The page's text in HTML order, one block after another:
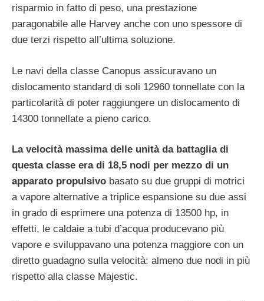
risparmio in fatto di peso, una prestazione
paragonabile alle Harvey anche con uno spessore di
due terzi rispetto all’ultima soluzione.
Le navi della classe Canopus assicuravano un
dislocamento standard di soli 12960 tonnellate con la
particolarità di poter raggiungere un dislocamento di
14300 tonnellate a pieno carico.
La velocità massima delle unità da battaglia di
questa classe era di 18,5 nodi per mezzo di un
apparato propulsivo basato su due gruppi di motrici
a vapore alternative a triplice espansione su due assi
in grado di esprimere una potenza di 13500 hp, in
effetti, le caldaie a tubi d’acqua producevano più
vapore e sviluppavano una potenza maggiore con un
diretto guadagno sulla velocità: almeno due nodi in più
rispetto alla classe Majestic.